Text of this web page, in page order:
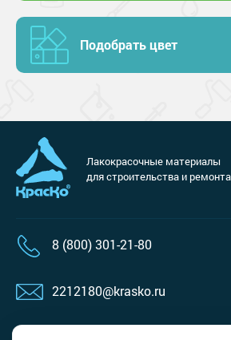
Подобрать цвет
Лакокрасочные материалы
для строительства и ремонта
8 (800) 301-21-80
2212180@krasko.ru